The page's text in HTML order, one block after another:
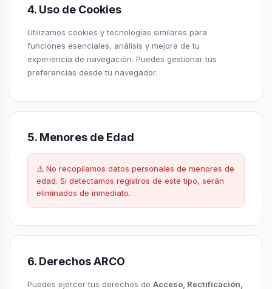
4. Uso de Cookies
Utilizamos cookies y tecnologías similares para
funciones esenciales, análisis y mejora de tu
experiencia de navegación. Puedes gestionar tus
preferencias desde tu navegador.
5. Menores de Edad
⚠️ No recopilamos datos personales de menores de
edad. Si detectamos registros de este tipo, serán
eliminados de inmediato.
6. Derechos ARCO
Puedes ejercer tus derechos de Acceso, Rectificación,